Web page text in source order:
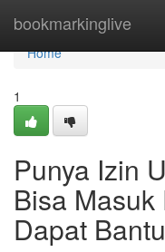
bookmarkinglive
Home
Home
1
Punya Izin
Bisa
Dapat